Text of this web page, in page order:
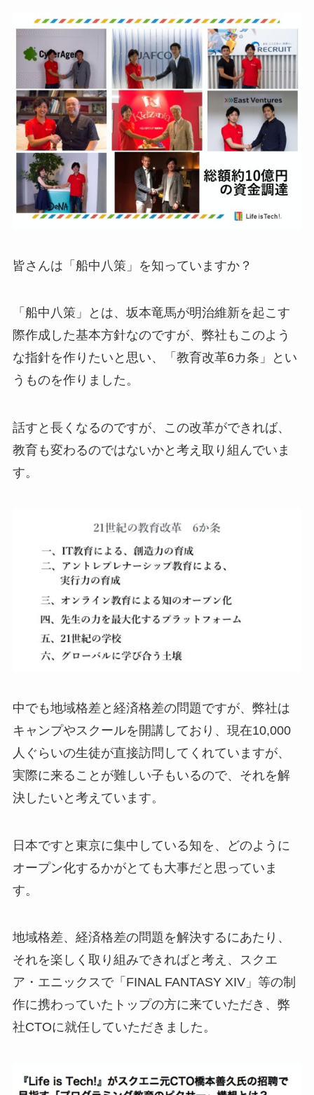
皆さんは「船中八策」を知っていますか？
「船中八策」とは、坂本竜馬が明治維新を起こす
際作成した基本方針なのですが、弊社もこのよう
な指針を作りたいと思い、「教育改革6カ条」とい
うものを作りました。
話すと長くなるのですが、この改革ができれば、
教育も変わるのではないかと考え取り組んでいま
す。
中でも地域格差と経済格差の問題ですが、弊社は
キャンプやスクールを開講しており、現在10,000
人ぐらいの生徒が直接訪問してくれていますが、
実際に来ることが難しい子もいるので、それを解
決したいと考えています。
日本ですと東京に集中している知を、どのように
オープン化するかがとても大事だと思っていま
す。
地域格差、経済格差の問題を解決するにあたり、
それを楽しく取り組みできればと考え、スクエ
ア・エニックスで「FINAL FANTASY XIV」等の制
作に携わっていたトップの方に来ていただき、弊
社CTOに就任していただきました。